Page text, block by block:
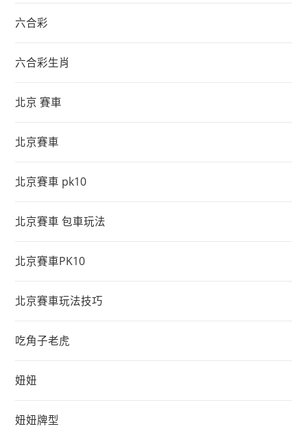
六合彩
六合彩生肖
北京 賽車
北京賽車
北京賽車 pk10
北京賽車 包車玩法
北京賽車PK10
北京賽車玩法技巧
吃角子老虎
妞妞
妞妞牌型